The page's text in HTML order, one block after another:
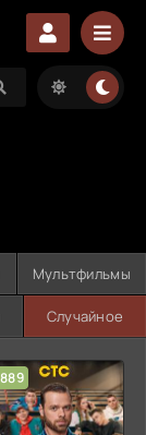
Мультфильмы
Случайное